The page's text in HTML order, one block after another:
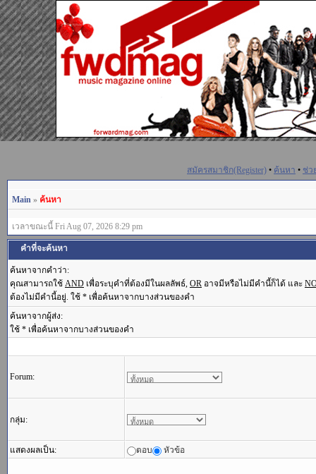
สมัครสมาชิก(Register) • ค้นหา • ช่ว
Main » ค้นหา
เวลาขณะนี้ Fri Aug 07, 2026 8:29 pm
คำที่จะค้นหา
ค้นหาจากคำว่า:
คุณสามารถใช้ AND เพื่อระบุคำที่ต้องมีในผลลัพธ์, OR อาจมีหรือไม่มีคำนี้ก็ได้ และ
ต้องไม่มีคำนี้อยู่. ใช้ * เพื่อค้นหาจากบางส่วนของคำ
ค้นหาจากผู้ส่ง:
ใช้ * เพื่อค้นหาจากบางส่วนของคำ
Forum:
กลุ่ม:
แสดงผลเป็น: ตอบ หัวข้อ